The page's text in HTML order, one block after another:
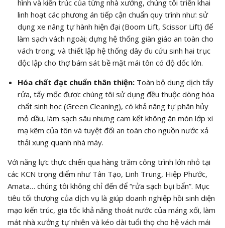
hình và kiến trúc của từng nhà xưởng, chúng tôi triển khai
linh hoạt các phương án tiếp cận chuẩn quy trình như: sử
dụng xe nâng tự hành hiện đại (Boom Lift, Scissor Lift) để
làm sạch vách ngoài; dựng hệ thống giàn giáo an toàn cho
vách trong; và thiết lập hệ thống dây đu cứu sinh hai trục
độc lập cho thợ bám sát bề mặt mái tôn có độ dốc lớn.
Hóa chất đạt chuẩn thân thiện:Toàn bộ dung dịch tẩy
rửa, tẩy mốc được chúng tôi sử dụng đều thuộc dòng hóa
chất sinh học (Green Cleaning), có khả năng tự phân hủy
mỏ dầu, làm sạch sâu nhưng cam kết không ăn mòn lớp xi
mạ kẽm của tôn và tuyệt đối an toàn cho nguồn nước xả
thải xung quanh nhà máy.
Với năng lực thực chiến qua hàng trăm công trình lớn nhỏ tại
các KCN trọng điểm như Tân Tạo, Linh Trung, Hiệp Phước,
Amata… chúng tôi không chỉ đến để “rửa sạch bụi bẩn”. Mục
tiêu tối thượng của dịch vụ là giúp doanh nghiệp hồi sinh diện
mạo kiến trúc, gia tốc khả năng thoát nước của máng xối, làm
mát nhà xưởng tự nhiên và kéo dài tuổi thọ cho hệ vách mái